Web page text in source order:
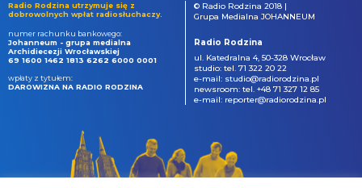
Radio Rodzina utrzymuje się z
dobrowolnych wpłat radiosłuchaczy.
numer rachunku bankowego:
Johanneum - grupa medialna
Archidiecezji Wrocławskiej
69 1600 1462 1813 6262 6000 0001
wpłaty z tytułem:
DAROWIZNA NA RADIO RODZINA
© Radio Rodzina 2018 |
Grupa Medialna JOHANNEUM
Radio Rodzina
ul. Katedralna 4, 50-328 Wrocław
studio: tel. 71 322 20 22
e-mail: studio@radiorodzina.pl
newsroom: tel. +48 71 327 12 85
e-mail: reporter@radiorodzina.pl